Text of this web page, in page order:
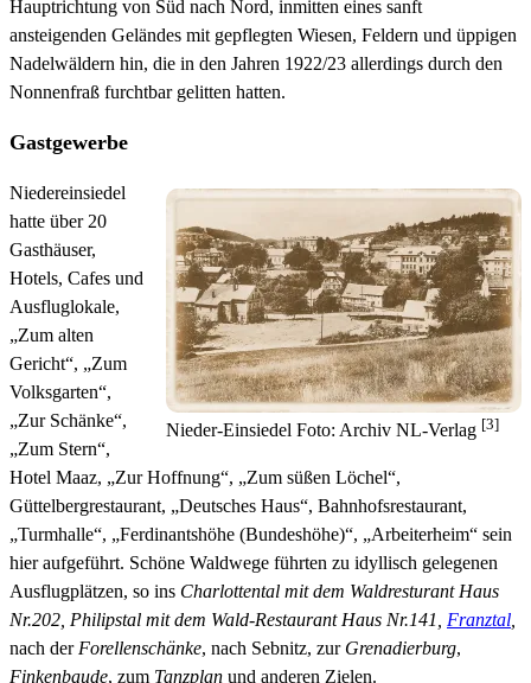
Hauptrichtung von Süd nach Nord, inmitten eines sanft
ansteigenden Geländes mit gepflegten Wiesen, Feldern und üppigen
Nadelwäldern hin, die in den Jahren 1922/23 allerdings durch den
Nonnenfraß furchtbar gelitten hatten.
Gastgewerbe
Nieder-Einsiedel Foto: Archiv NL-Verlag [3]
Niedereinsiedel
hatte über 20
Gasthäuser,
Hotels, Cafes und
Ausfluglokale,
„Zum alten
Gericht“, „Zum
Volksgarten“,
„Zur Schänke“,
„Zum Stern“,
Hotel Maaz, „Zur Hoffnung“, „Zum süßen Löchel“,
Güttelbergrestaurant, „Deutsches Haus“, Bahnhofsrestaurant,
„Turmhalle“, „Ferdinantshöhe (Bundeshöhe)“, „Arbeiterheim“ sein
hier aufgeführt. Schöne Waldwege führten zu idyllisch gelegenen
Ausflugplätzen, so ins Charlottental mit dem Waldresturant Haus
Nr.202, Philipstal mit dem Wald-Restaurant Haus Nr.141, Franztal
nach der Forellenschänke, nach Sebnitz, zur Grenadierburg,
Finkenbaude, zum Tanzplan und anderen Zielen.